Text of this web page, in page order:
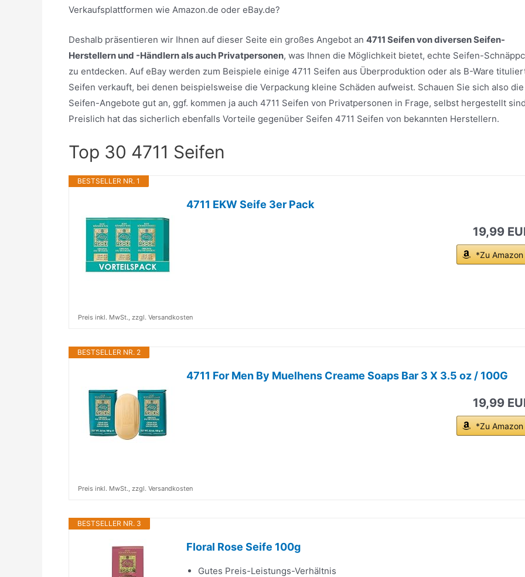
Verkaufsplattformen wie Amazon.de oder eBay.de?
Deshalb präsentieren wir Ihnen auf dieser Seite ein großes Angebot an 4711 Seifen von diversen Seifen-
Herstellern und -Händlern als auch Privatpersonen, was Ihnen die Möglichkeit bietet, echte Seifen-
zu entdecken. Auf eBay werden zum Beispiele einige 4711 Seifen aus Überproduktion oder als B-Ware
Seifen verkauft, bei denen beispielsweise die Verpackung kleine Schäden aufweist. Schauen Sie sich also die
Seifen-Angebote gut an, ggf. kommen ja auch 4711 Seifen von Privatpersonen in Frage, selbst hergestellt
Preislich hat das sicherlich ebenfalls Vorteile gegenüber Seifen 4711 Seifen von bekannten Herstellern.
Top 30 4711 Seifen
BESTSELLER NR. 1
4711 EKW Seife 3er Pack
19,99
*Zu Amazon
Preis inkl. MwSt., zzgl. Versandkosten
BESTSELLER NR. 2
4711 For Men By Muelhens Creame Soaps Bar 3 X 3.5 oz / 100G
19,99
*Zu Amazon
Preis inkl. MwSt., zzgl. Versandkosten
BESTSELLER NR. 3
Floral Rose Seife 100g
Gutes Preis-Leistungs-Verhältnis